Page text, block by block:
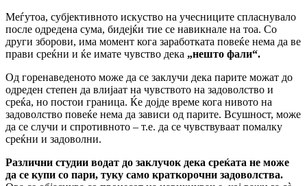
Меѓутоа, субјективното искуство на учесниците спласнувало
после одредена сума, бидејќи тие се навикнале на тоа. Со
други зборови, има момент кога заработката повеќе нема да ве
прави среќни и ќе имате чувство дека „нешто фали“.
Од горенаведеното може да се заклучи дека парите можат до
одреден степен да влијаат на чувството на задоволство и
среќа, но постои граница. Ќе дојде време кога нивото на
задоволство повеќе нема да зависи од парите. Всушност, може
да се случи и спротивното – т.е. да се чувствуваат помалку
среќни и задоволни.
Различни студии водат до заклучок дека среќата не може
да се купи со пари, туку само краткорочни задоволства.